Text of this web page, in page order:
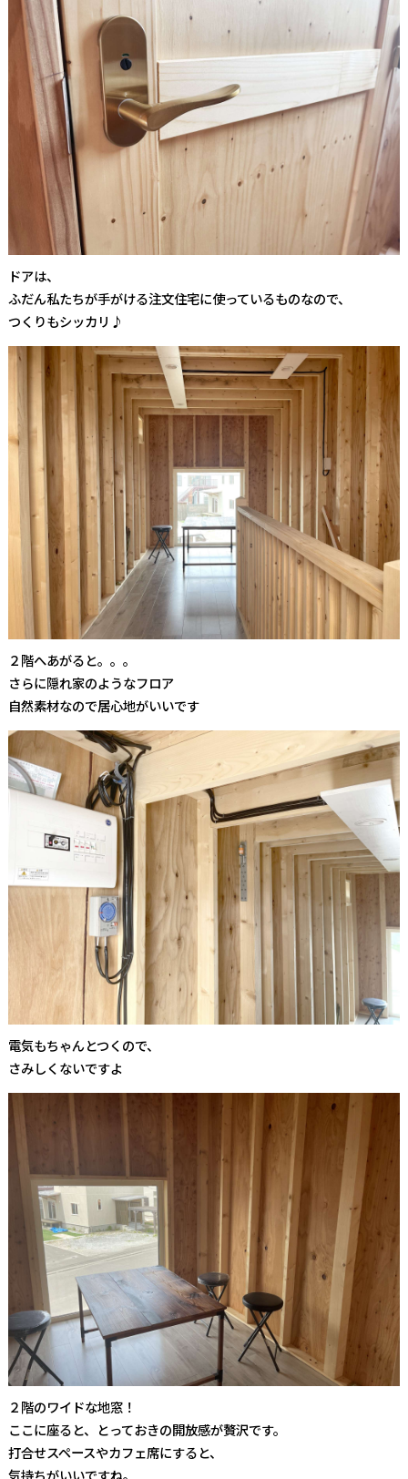
ドアは、
ふだん私たちが手がける注文住宅に使っているものなので、
つくりもシッカリ♪
２階へあがると。。。
さらに隠れ家のようなフロア
自然素材なので居心地がいいです
電気もちゃんとつくので、
さみしくないですよ
２階のワイドな地窓！
ここに座ると、とっておきの開放感が贅沢です。
打合せスペースやカフェ席にすると、
気持ちがいいですね。